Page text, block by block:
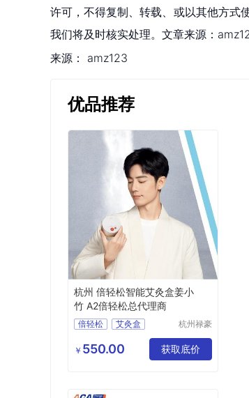
许可，不得复制、转载、或以其他方式
我们将及时核实处理。文章来源：
来源： amz123
优品推荐
杭州 倍轻松智能艾灸盒姜小
竹 A2倍轻松总代理商
倍轻松
艾灸盒
杭州禄豪
公司
￥ 550.00 获取底价